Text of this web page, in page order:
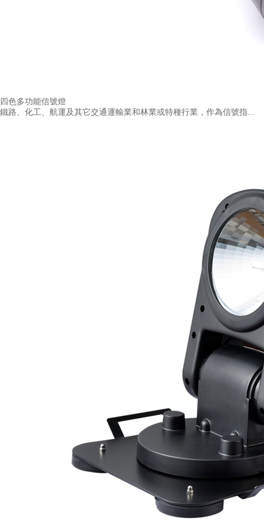
四色多功能信號燈
鐵路、化工、航運及其它交通運輸業和林業或特種行業，作為信號指...